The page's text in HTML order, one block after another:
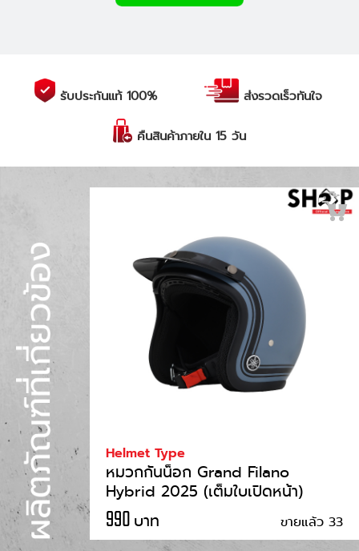
รับประกันแท้ 100% ส่งรวดเร็วทันใจ
คืนสินค้าภายใน 15 วัน
Helmet Type
หมวกกันน็อก Grand Filano
Hybrid 2025 (เต็มใบเปิดหน้า)
990 บาท ขายแล้ว 33